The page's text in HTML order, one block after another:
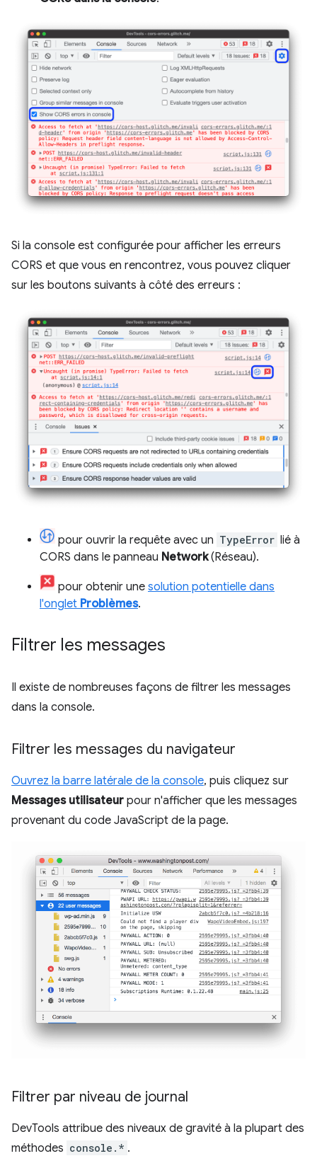
Si la console est configurée pour afficher les erreurs
CORS et que vous en rencontrez, vous pouvez cliquer
sur les boutons suivants à côté des erreurs :
pour ouvrir la requête avec un TypeError lié à
CORS dans le panneau Network(Réseau).
pour obtenir une solution potentielle dans
l'onglet Problèmes.
Filtrer les messages
Il existe de nombreuses façons de filtrer les messages
dans la console.
Filtrer les messages du navigateur
Ouvrez la barre latérale de la console, puis cliquez sur
Messages utilisateur pour n'afficher que les messages
provenant du code JavaScript de la page.
Filtrer par niveau de journal
DevTools attribue des niveaux de gravité à la plupart des
méthodes console.* .